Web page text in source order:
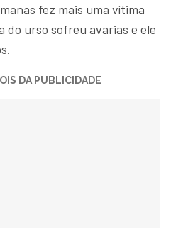
fez mais uma vítima
do urso sofreu avarias e ele
DA PUBLICIDADE